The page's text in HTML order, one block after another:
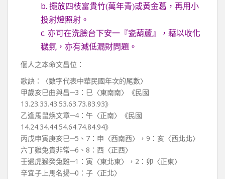
b. 擺放四枝富貴竹(萬年青)或黃金葛，再用小
投射燈照射。
c. 亦可在洗臉台下安一『瓷葫蘆』，藉以收化
穢氣，亦有減低漏財問題。
個人之本命文昌位：
歌訣：〈數字代表中華民國年次的尾數〉
甲歲亥巳曲與昌─3：巳〈東南南〉《民國
13.23.33.43.53.63.73.83.93》
乙逢馬鼠煥文章─4：午〈正南〉《民國
14.24.34.44.54.64.74.84.94》
丙戊申寅庚亥巳─5、7：申〈西南西〉，9：亥〈西北北〉
六丁雞兔貴非常─6、8：西〈正西〉
壬遇虎猴癸兔雞─1：寅〈東北東〉，2：卯〈正東〉
辛宜子上馬名揚─0：子〈正北〉